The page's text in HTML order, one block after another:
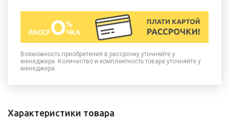
Возможность приобретения в рассрочку уточняйте у
менеджера. Количество и комплектность товара уточняйте у
менеджера.
Характеристики товара